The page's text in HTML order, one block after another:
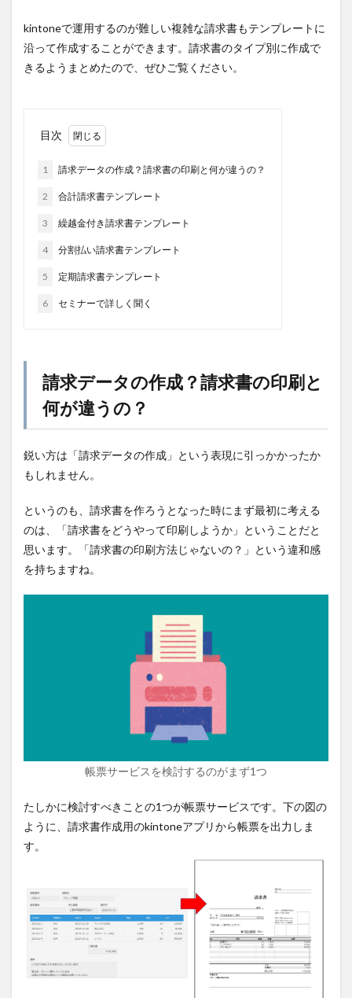
kintoneで運用するのが難しい複雑な請求書もテンプレートに
沿って作成することができます。請求書のタイプ別に作成で
きるようまとめたので、ぜひご覧ください。
目次
1 請求データの作成？請求書の印刷と何が違うの？
2 合計請求書テンプレート
3 繰越金付き請求書テンプレート
4 分割払い請求書テンプレート
5 定期請求書テンプレート
6 セミナーで詳しく聞く
請求データの作成？請求書の印刷と
何が違うの？
鋭い方は「請求データの作成」という表現に引っかかったか
もしれません。
というのも、請求書を作ろうとなった時にまず最初に考える
のは、「請求書をどうやって印刷しようか」ということだと
思います。「請求書の印刷方法じゃないの？」という違和感
を持ちますね。
帳票サービスを検討するのがまず1つ
たしかに検討すべきことの1つが帳票サービスです。下の図の
ように、請求書作成用のkintoneアプリから帳票を出力しま
す。